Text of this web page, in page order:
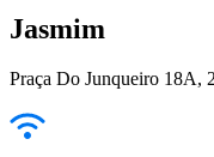
Jasmim
Praça Do Junqueiro 18A,